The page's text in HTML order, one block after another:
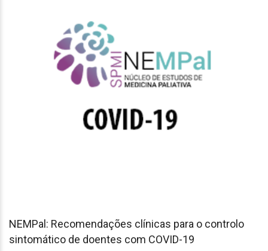
NEMPal: Recomendações clínicas para o controlo
sintomático de doentes com COVID-19